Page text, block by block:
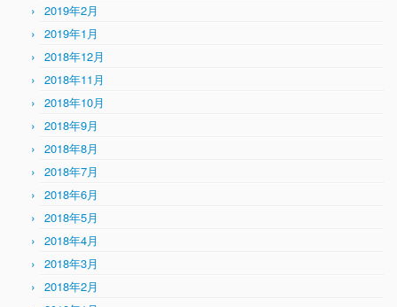
2019年2月
2019年1月
2018年12月
2018年11月
2018年10月
2018年9月
2018年8月
2018年7月
2018年6月
2018年5月
2018年4月
2018年3月
2018年2月